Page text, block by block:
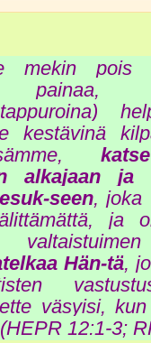
mekin pois
kestävinä
alkajaan ja
seen, joka
ja
Hän-tä,
väsyisi,
12:1-3;